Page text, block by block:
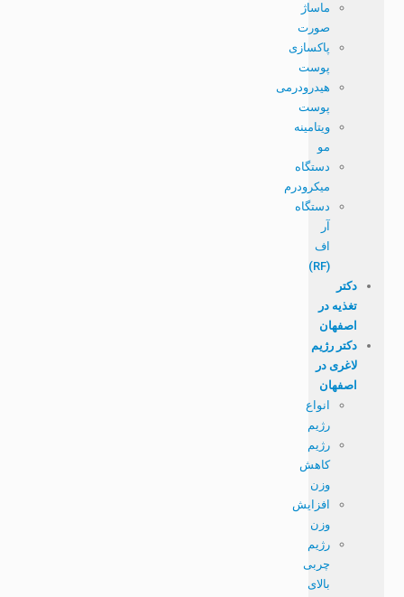
ماساژ
صورت
پاکسازی
پوست
هیدرودرمی
پوست
ویتامینه
مو
دستگاه
میکرودرم
دستگاه
آر
اف
(RF)
دکتر
تغذیه در
اصفهان
دکتر رژیم
لاغری در
اصفهان
انواع
رژیم
رژیم
کاهش
وزن
افزایش
وزن
رژیم
چربی
بالای